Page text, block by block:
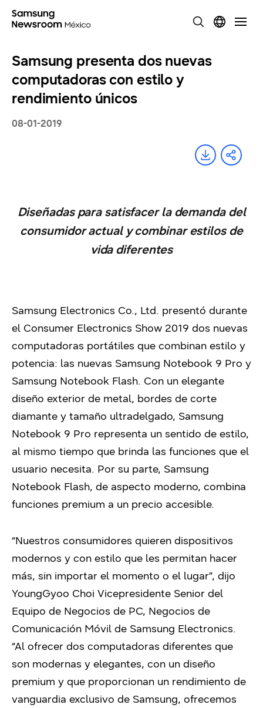
Samsung presenta dos nuevas
computadoras con estilo y
rendimiento únicos
08-01-2019
Diseñadas para satisfacer la demanda del
consumidor actual y combinar estilos de
vida diferentes
Samsung Electronics Co., Ltd. presentó durante
el Consumer Electronics Show 2019 dos nuevas
computadoras portátiles que combinan estilo y
potencia: las nuevas Samsung Notebook 9 Pro y
Samsung Notebook Flash. Con un elegante
diseño exterior de metal, bordes de corte
diamante y tamaño ultradelgado, Samsung
Notebook 9 Pro representa un sentido de estilo,
al mismo tiempo que brinda las funciones que el
usuario necesita. Por su parte, Samsung
Notebook Flash, de aspecto moderno, combina
funciones premium a un precio accesible.
“Nuestros consumidores quieren dispositivos
modernos y con estilo que les permitan hacer
más, sin importar el momento o el lugar”, dijo
YoungGyoo Choi Vicepresidente Senior del
Equipo de Negocios de PC, Negocios de
Comunicación Móvil de Samsung Electronics.
“Al ofrecer dos computadoras diferentes que
son modernas y elegantes, con un diseño
premium y que proporcionan un rendimiento de
vanguardia exclusivo de Samsung, ofrecemos